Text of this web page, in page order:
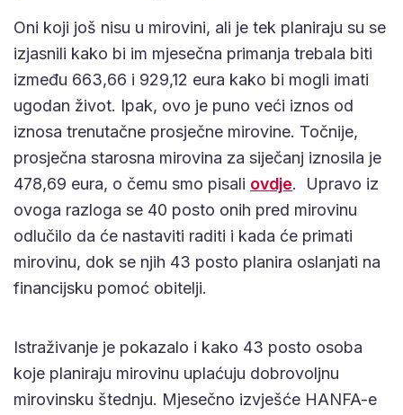
Oni koji još nisu u mirovini, ali je tek planiraju su se
izjasnili kako bi im mjesečna primanja trebala biti
između 663,66 i 929,12 eura kako bi mogli imati
ugodan život. Ipak, ovo je puno veći iznos od
iznosa trenutačne prosječne mirovine. Točnije,
prosječna starosna mirovina za siječanj iznosila je
478,69 eura, o čemu smo pisali ovdje. Upravo iz
ovoga razloga se 40 posto onih pred mirovinu
odlučilo da će nastaviti raditi i kada će primati
mirovinu, dok se njih 43 posto planira oslanjati na
financijsku pomoć obitelji.
Istraživanje je pokazalo i kako 43 posto osoba
koje planiraju mirovinu uplaćuju dobrovoljnu
mirovinsku štednju. Mjesečno izvješće HANFA-e